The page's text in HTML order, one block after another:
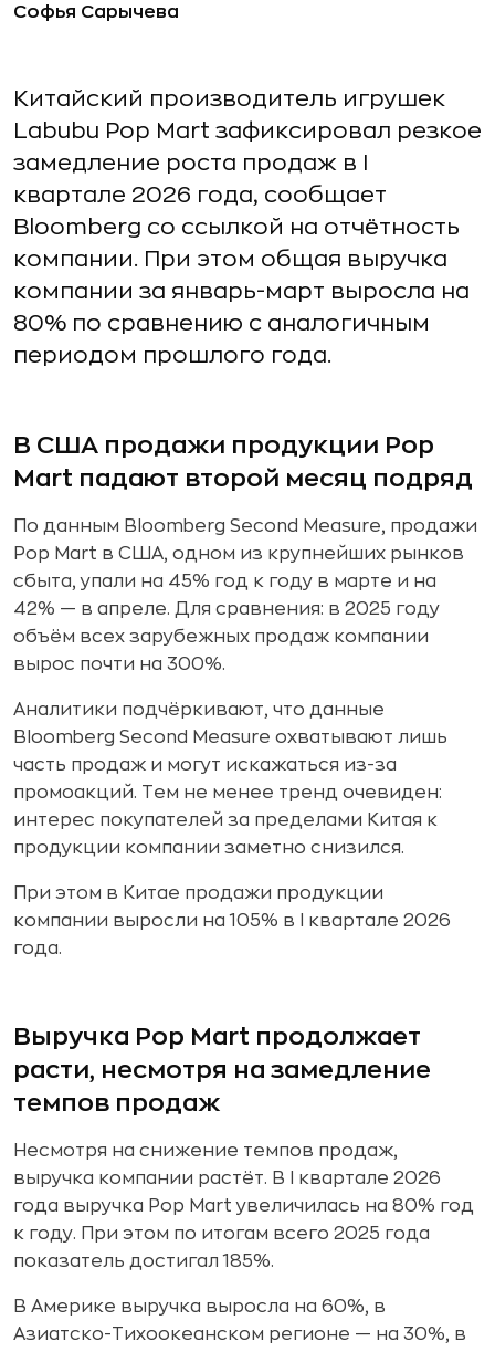
Софья Сарычева
Китайский производитель игрушек
Labubu Pop Mart зафиксировал резкое
замедление роста продаж в I
квартале 2026 года, сообщает
Bloomberg со ссылкой на отчётность
компании. При этом общая выручка
компании за январь-март выросла на
80% по сравнению с аналогичным
периодом прошлого года.
В США продажи продукции Pop
Mart падают второй месяц подряд
По данным Bloomberg Second Measure, продажи
Pop Mart в США, одном из крупнейших рынков
сбыта, упали на 45% год к году в марте и на
42% — в апреле. Для сравнения: в 2025 году
объём всех зарубежных продаж компании
вырос почти на 300%.
Аналитики подчёркивают, что данные
Bloomberg Second Measure охватывают лишь
часть продаж и могут искажаться из-за
промоакций. Тем не менее тренд очевиден:
интерес покупателей за пределами Китая к
продукции компании заметно снизился.
При этом в Китае продажи продукции
компании выросли на 105% в I квартале 2026
года.
Выручка Pop Mart продолжает
расти, несмотря на замедление
темпов продаж
Несмотря на снижение темпов продаж,
выручка компании растёт. В I квартале 2026
года выручка Pop Mart увеличилась на 80% год
к году. При этом по итогам всего 2025 года
показатель достигал 185%.
В Америке выручка выросла на 60%, в
Азиатско-Тихоокеанском регионе — на 30%, в